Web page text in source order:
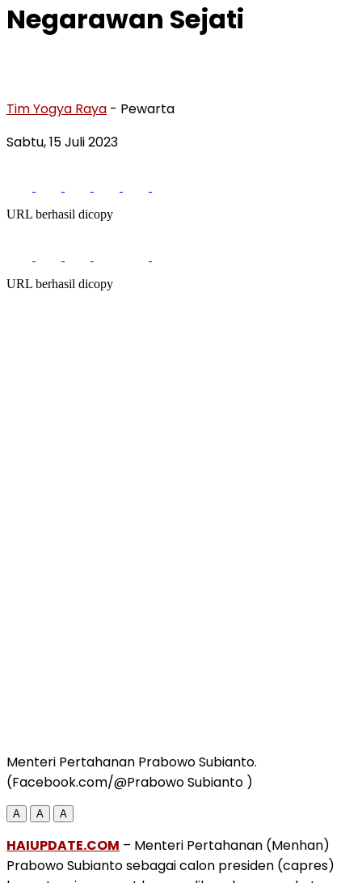
Negarawan Sejati
Tim Yogya Raya - Pewarta
Sabtu, 15 Juli 2023
URL berhasil dicopy
URL berhasil dicopy
Menteri Pertahanan Prabowo Subianto.
(Facebook.com/@Prabowo Subianto )
A A A
HAIUPDATE.COM – Menteri Pertahanan (Menhan)
Prabowo Subianto sebagai calon presiden (capres)